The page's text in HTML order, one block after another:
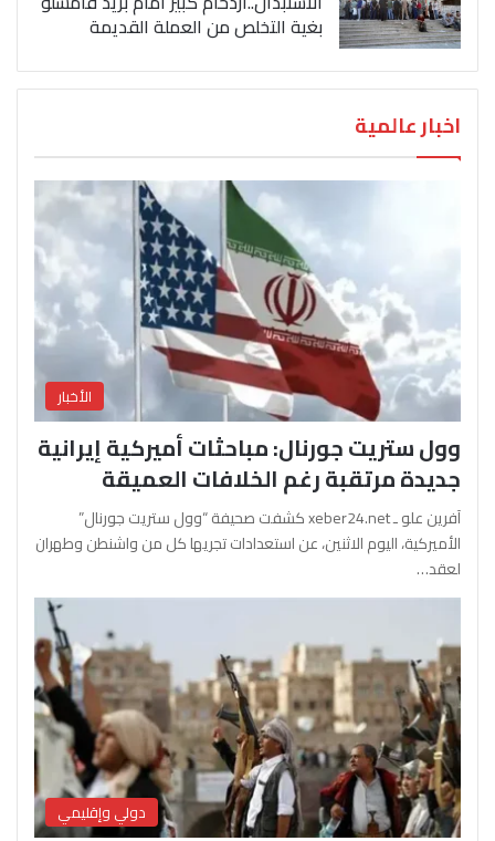
بغية التخلص من العملة القديمة
اخبار عالمية
الأخبار
وول ستريت جورنال: مباحثات أميركية إيرانية
جديدة مرتقبة رغم الخلافات العميقة
آفرين علو ـ xeber24.net كشفت صحيفة “وول ستريت جورنال”
الأميركية، اليوم الاثنين، عن استعدادات تجريها كل من واشنطن وطهران
لعقد…
دولي وإقليمي